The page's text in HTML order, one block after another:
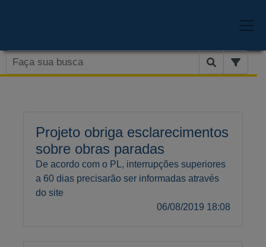
Projeto obriga esclarecimentos
sobre obras paradas
De acordo com o PL, interrupções superiores
a 60 dias precisarão ser informadas através
do site
06/08/2019 18:08